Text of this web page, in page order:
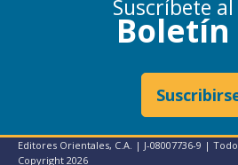
Suscríbete al
Boletín
Editores Orientales, C.A. | J-08007736-9 |
Copyright 2026